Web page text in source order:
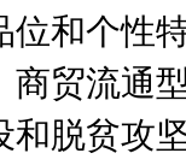
位和个性
商贸流通
和脱贫攻